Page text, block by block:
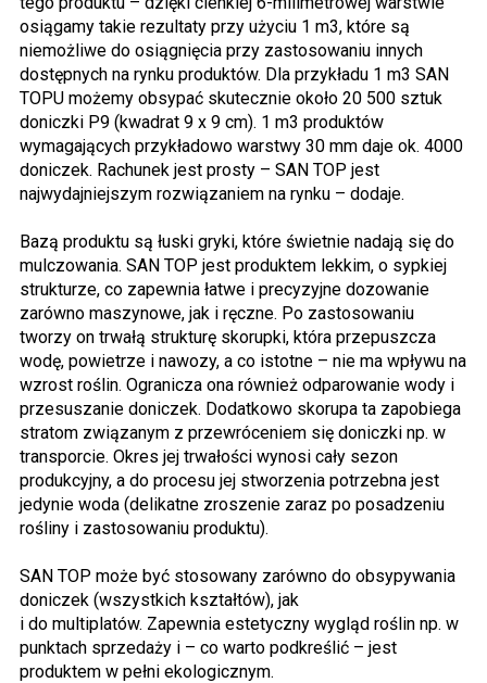
osiągamy takie rezultaty przy użyciu 1 m3, które są
niemożliwe do osiągnięcia przy zastosowaniu innych
dostępnych na rynku produktów. Dla przykładu 1 m3 SAN
TOPU możemy obsypać skutecznie około 20 500 sztuk
doniczki P9 (kwadrat 9 x 9 cm). 1 m3 produktów
wymagających przykładowo warstwy 30 mm daje ok. 4000
doniczek. Rachunek jest prosty – SAN TOP jest
najwydajniejszym rozwiązaniem na rynku – dodaje.
Bazą produktu są łuski gryki, które świetnie nadają się do
mulczowania. SAN TOP jest produktem lekkim, o sypkiej
strukturze, co zapewnia łatwe i precyzyjne dozowanie
zarówno maszynowe, jak i ręczne. Po zastosowaniu
tworzy on trwałą strukturę skorupki, która przepuszcza
wodę, powietrze i nawozy, a co istotne – nie ma wpływu na
wzrost roślin. Ogranicza ona również odparowanie wody i
przesuszanie doniczek. Dodatkowo skorupa ta zapobiega
stratom związanym z przewróceniem się doniczki np. w
transporcie. Okres jej trwałości wynosi cały sezon
produkcyjny, a do procesu jej stworzenia potrzebna jest
jedynie woda (delikatne zroszenie zaraz po posadzeniu
rośliny i zastosowaniu produktu).
SAN TOP może być stosowany zarówno do obsypywania
doniczek (wszystkich kształtów), jak
i do multiplatów. Zapewnia estetyczny wygląd roślin np. w
punktach sprzedaży i – co warto podkreślić – jest
produktem w pełni ekologicznym.